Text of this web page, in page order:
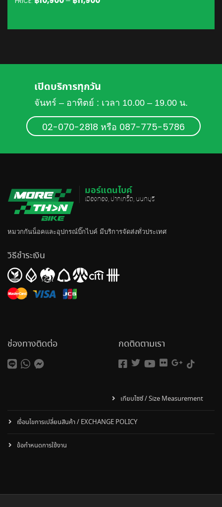
เปิดบริการทุกวัน
จันทร์ – อาทิตย์ : เวลา 10.00 – 19.00 น.
02-070-2818 หรือ 087-775-5786
มอร์แดนไบค์
เมืองทอง, ปากเกร็ด, นนทบุรี
หมวกกันน็อคและอุปกรณ์บิ๊กไบค์ มีบริการจัดส่งทั่วประเทศ
วิธีชำระเงิน
ช่องทางติดต่อ กดติดตามเรา
เทียบไซซ์ / Size Measurement
เงื่อนไขการเปลี่ยนสินค้า / EXCHANGE POLICY
ข้อกำหนดการใช้งาน